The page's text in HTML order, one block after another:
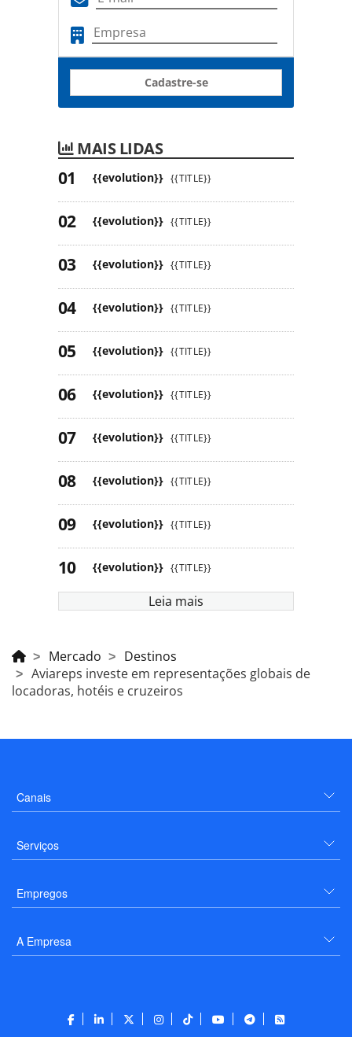
Cadastre-se
MAIS LIDAS
{{evolution}} {{TITLE}}
{{evolution}} {{TITLE}}
{{evolution}} {{TITLE}}
{{evolution}} {{TITLE}}
{{evolution}} {{TITLE}}
{{evolution}} {{TITLE}}
{{evolution}} {{TITLE}}
{{evolution}} {{TITLE}}
{{evolution}} {{TITLE}}
{{evolution}} {{TITLE}}
Leia mais
Mercado
Destinos
Aviareps investe em representações globais de
locadoras, hotéis e cruzeiros
Canais
Serviços
Empregos
A Empresa